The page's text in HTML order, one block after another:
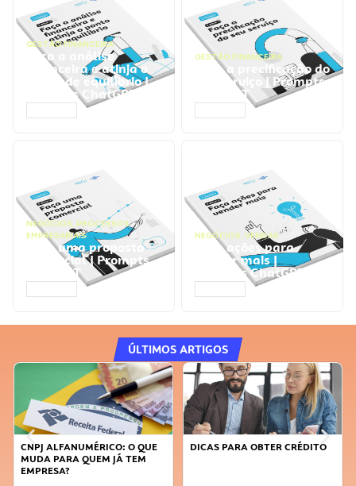
GESTÃO FINANCEIRA
Faça a análise
financeira e atinja o
ponto de equilíbrio |
Prompts ChatGPT
GESTÃO FINANCEIRA
Faça a precificação do
seu serviço | Prompts
ChatGPT
NEGÓCIOS, PROCESSOS
EMPRESARIAIS
Faça uma proposta
comercial | Prompts
ChatGPT
NEGÓCIOS, VENDAS
Faça ações para
vender mais |
Prompts ChatGPT
ÚLTIMOS ARTIGOS
CNPJ ALFANUMÉRICO: O QUE
MUDA PARA QUEM JÁ TEM
EMPRESA?
DICAS PARA OBTER CRÉDITO